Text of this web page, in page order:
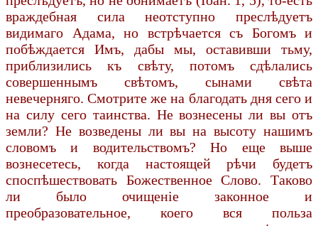
враждебная сила неотступно преслѣдуетъ
видимаго Адама, но встрѣчается съ Богомъ и
побѣждается Имъ, дабы мы, оставивши тьму,
приблизились къ свѣту, потомъ сдѣлались
совершеннымъ свѣтомъ, сынами свѣта
невечерняго. Смотрите же на благодать дня сего и
на силу сего таинства. Не вознесены ли вы отъ
земли? Не возведены ли вы на высоту нашимъ
словомъ и водительствомъ? Но еще выше
вознесетесь, когда настоящей рѣчи будетъ
споспѣшествовать Божественное Слово. Таково
ли было очищеніе законное и
преобразовательное, коего вся польза